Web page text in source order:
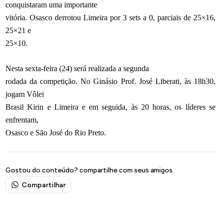
conquistaram uma importante
vitória. Osasco derrotou Limeira por 3 sets a 0, parciais de 25×16,
25×21 e
25×10.
Nesta sexta-feira (24) será realizada a segunda
rodada da competição. No Ginásio Prof. José Liberati, às 18h30,
jogam Vôlei
Brasil Kirin e Limeira e em seguida, às 20 horas, os líderes se
enfrentam,
Osasco e São José do Rio Preto.
Gostou do conteúdo? compartilhe com seus amigos.
Compartilhar